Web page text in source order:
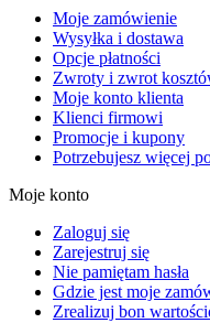
Moje zamówienie
Wysyłka i dostawa
Opcje płatności
Zwroty i zwrot
Moje konto klienta
Klienci firmowi
Promocje i kupony
Potrzebujesz więcej
Moje konto
Zaloguj się
Zarejestruj się
Nie pamiętam hasła
Gdzie jest moje
Zrealizuj bon